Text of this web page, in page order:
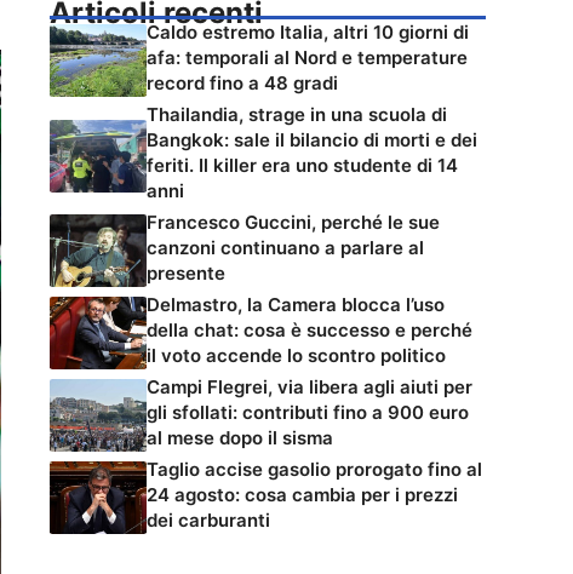
Articoli recenti
Caldo estremo Italia, altri 10 giorni di
afa: temporali al Nord e temperature
record fino a 48 gradi
Thailandia, strage in una scuola di
Bangkok: sale il bilancio di morti e dei
feriti. Il killer era uno studente di 14
anni
Francesco Guccini, perché le sue
canzoni continuano a parlare al
presente
Delmastro, la Camera blocca l’uso
della chat: cosa è successo e perché
il voto accende lo scontro politico
Campi Flegrei, via libera agli aiuti per
gli sfollati: contributi fino a 900 euro
al mese dopo il sisma
Taglio accise gasolio prorogato fino al
24 agosto: cosa cambia per i prezzi
dei carburanti